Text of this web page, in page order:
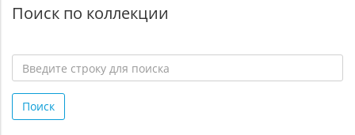
Поиск по коллекции
строку
для
Поиск